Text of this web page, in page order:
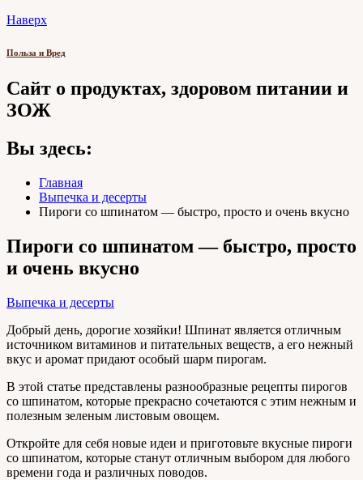
Наверх
Польза и Вред
Сайт о продуктах, здоровом питании и
ЗОЖ
Вы здесь:
Главная
Выпечка и десерты
Пироги со шпинатом — быстро, просто и очень вкусно
Пироги со шпинатом — быстро, просто
и очень вкусно
Выпечка и десерты
Добрый день, дорогие хозяйки! Шпинат является отличным
источником витаминов и питательных веществ, а его нежный
вкус и аромат придают особый шарм пирогам.
В этой статье представлены разнообразные рецепты пирогов
со шпинатом, которые прекрасно сочетаются с этим нежным и
полезным зеленым листовым овощем.
Откройте для себя новые идеи и приготовьте вкусные пироги
со шпинатом, которые станут отличным выбором для любого
времени года и различных поводов.